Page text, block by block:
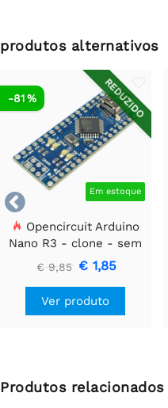
produtos alternativos

REDUZIDO
Em estoque
-81 %
Opencircuit Arduino
Nano R3 - clone - sem
cabeçalhos
€ 9,85 € 1,85
Ver produto
Produtos relacionados